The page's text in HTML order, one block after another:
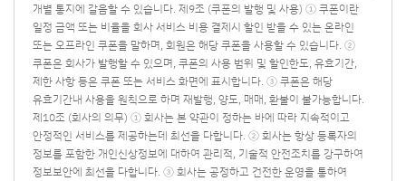
개별 통지에 갈음할 수 있습니다. 제9조 (쿠폰의 발행 및 사용) ① 쿠폰이란
일정 금액 또는 비율을 회사 서비스 비용 결제시 할인 받을 수 있는 온라인
또는 오프라인 쿠폰을 말하며, 회원은 해당 쿠폰을 사용할 수 있습니다. ②
쿠폰은 회사가 발행할 수 있으며, 쿠폰의 사용 범위 및 할인한도, 유효기간,
제한 사항 등은 쿠폰 또는 서비스 화면에 표시합니다. ③ 쿠폰은 해당
유효기간내 사용을 원칙으로 하며 재발행, 양도, 매매, 환불이 불가능합니다.
제10조 (회사의 의무) ① 회사는 본 약관이 정하는 바에 따라 지속적이고
안정적인 서비스를 제공하는데 최선을 다합니다. ② 회사는 항상 등록자의
정보를 포함한 개인신상정보에 대하여 관리적, 기술적 안전조치를 강구하여
정보보안에 최선을 다합니다. ③ 회사는 공정하고 건전한 운영을 통하여